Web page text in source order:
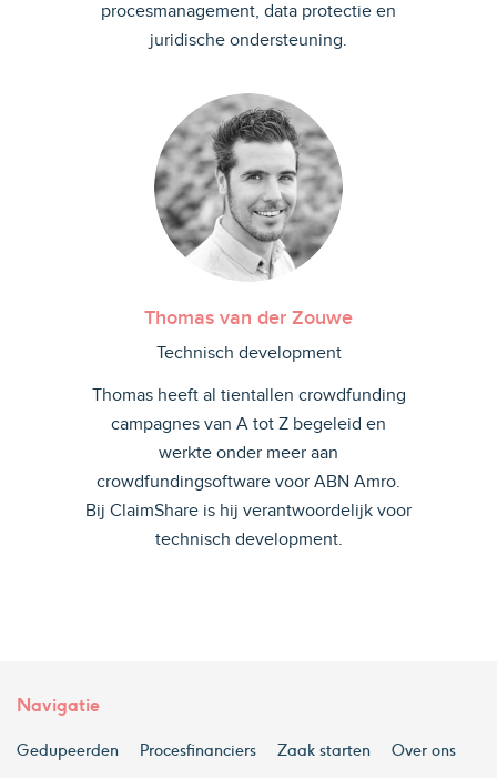
procesmanagement, data protectie en
juridische ondersteuning.
Thomas van der Zouwe
Technisch development
Thomas heeft al tientallen crowdfunding
campagnes van A tot Z begeleid en
werkte onder meer aan
crowdfundingsoftware voor ABN Amro.
Bij ClaimShare is hij verantwoordelijk voor
technisch development.
Navigatie
Gedupeerden Procesfinanciers Zaak starten
Over ons